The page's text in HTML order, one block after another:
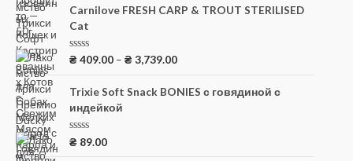
н
к
а
и
з
Carnilove FRESH CARP & TROUT STERILISED
Cat
О
н
к
а
0
и
з
₴ 409.00 –₴ 3,739.00
Trixie Soft Snack BONIES с говядиной с
индейкой
О
₴ 89.00